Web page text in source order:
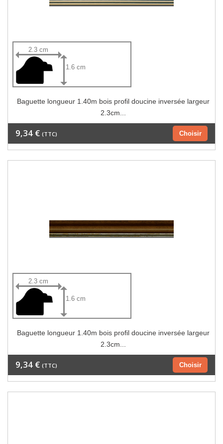
2.3 cm
1.6 cm
Baguette longueur 1.40m bois profil doucine inversée largeur
2.3cm...
Choisir
9,34 € (TTC)
2.3 cm
1.6 cm
Baguette longueur 1.40m bois profil doucine inversée largeur
2.3cm...
Choisir
9,34 € (TTC)